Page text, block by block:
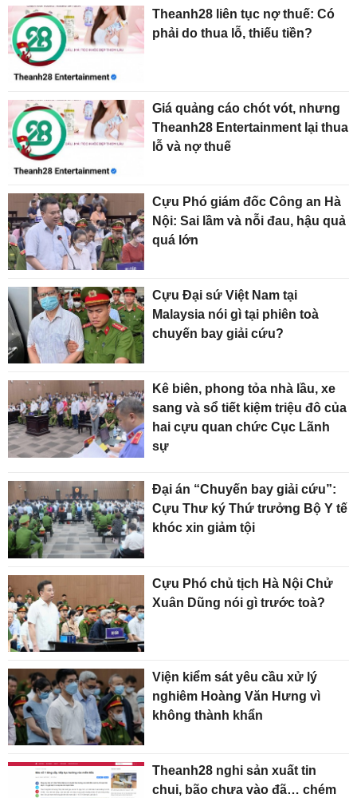
Theanh28 liên tục nợ thuế: Có
phải do thua lỗ, thiếu tiền?
Giá quảng cáo chót vót, nhưng
Theanh28 Entertainment lại thua
lỗ và nợ thuế
Cựu Phó giám đốc Công an Hà
Nội: Sai lầm và nỗi đau, hậu quả
quá lớn
Cựu Đại sứ Việt Nam tại
Malaysia nói gì tại phiên toà
chuyến bay giải cứu?
Kê biên, phong tỏa nhà lầu, xe
sang và sổ tiết kiệm triệu đô của
hai cựu quan chức Cục Lãnh
sự
Đại án “Chuyến bay giải cứu”:
Cựu Thư ký Thứ trưởng Bộ Y tế
khóc xin giảm tội
Cựu Phó chủ tịch Hà Nội Chử
Xuân Dũng nói gì trước toà?
Viện kiểm sát yêu cầu xử lý
nghiêm Hoàng Văn Hưng vì
không thành khẩn
Theanh28 nghi sản xuất tin
chui, bão chưa vào đã… chém